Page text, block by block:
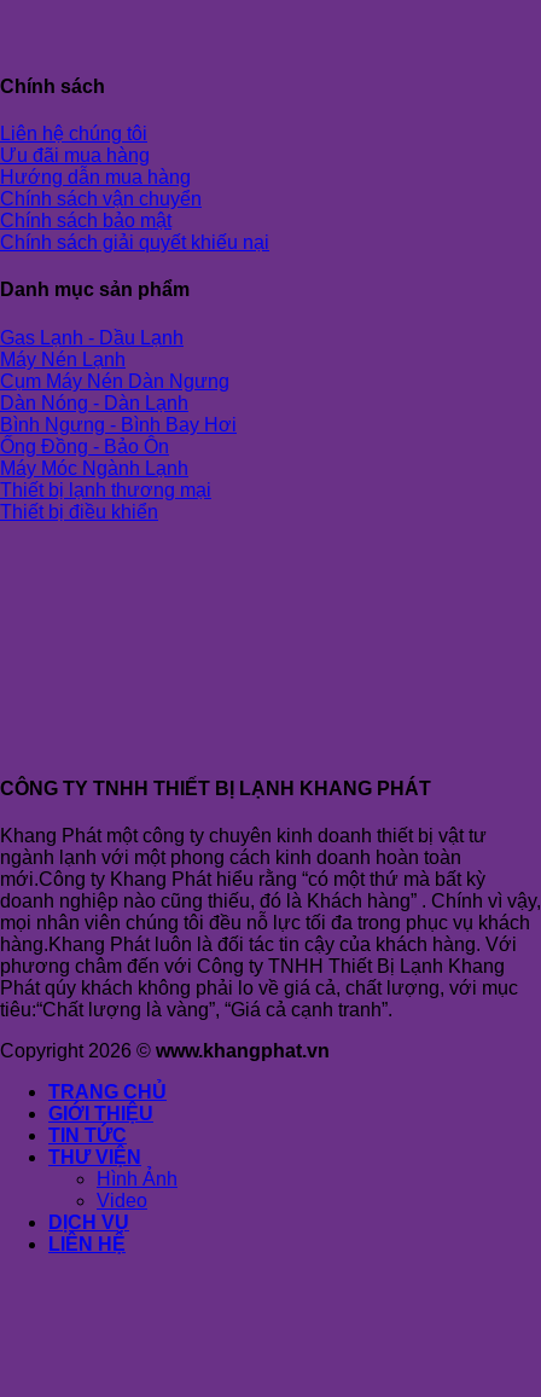
Chính sách
Liên hệ chúng tôi
Ưu đãi mua hàng
Hướng dẫn mua hàng
Chính sách vận chuyển
Chính sách bảo mật
Chính sách giải quyết khiếu nại
Danh mục sản phẩm
Gas Lạnh - Dầu Lạnh
Máy Nén Lạnh
Cụm Máy Nén Dàn Ngưng
Dàn Nóng - Dàn Lạnh
Bình Ngưng - Bình Bay Hơi
Ống Đồng - Bảo Ôn
Máy Móc Ngành Lạnh
Thiết bị lạnh thương mại
Thiết bị điều khiển
CÔNG TY TNHH THIẾT BỊ LẠNH KHANG PHÁT
Khang Phát một công ty chuyên kinh doanh thiết bị vật tư
ngành lạnh với một phong cách kinh doanh hoàn toàn
mới.Công ty Khang Phát hiểu rằng “có một thứ mà bất kỳ
doanh nghiệp nào cũng thiếu, đó là Khách hàng” . Chính vì vậy,
mọi nhân viên chúng tôi đều nỗ lực tối đa trong phục vụ khách
hàng.Khang Phát luôn là đối tác tin cậy của khách hàng. Với
phương châm đến với Công ty TNHH Thiết Bị Lạnh Khang
Phát qúy khách không phải lo về giá cả, chất lượng, với mục
tiêu:“Chất lượng là vàng”, “Giá cả cạnh tranh”.
Copyright 2026 © www.khangphat.vn
TRANG CHỦ
GIỚI THIỆU
TIN TỨC
THƯ VIỆN
Hình Ảnh
Video
DỊCH VỤ
LIÊN HỆ